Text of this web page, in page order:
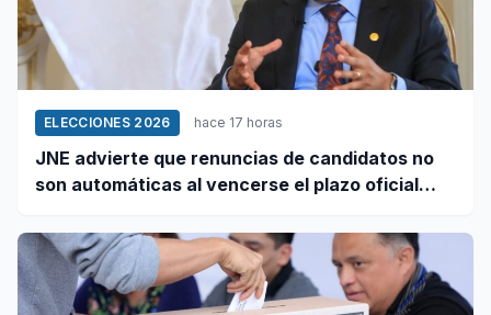
ELECCIONES 2026 hace 17 horas
JNE advierte que renuncias de candidatos no
son automáticas al vencerse el plazo oficial